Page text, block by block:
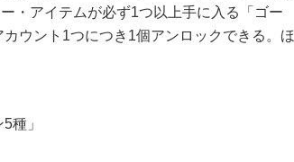
・アイテムが必ず1つ以上手に入る「ゴー
ウント1つにつき1個アンロックできる。ほ
種」